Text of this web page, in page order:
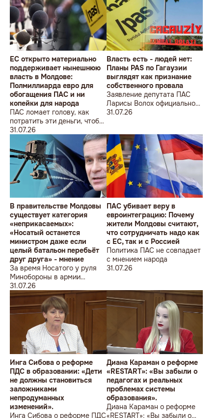
ÎMPOTRIVA MOLDOVEI!
Lecțiile istoriei și provocările
prezentului (la împlinirea a
550 de ani de la bătălia de la
Războieni)
ЕС открыто материально
поддерживает нынешнюю
власть в Молдове:
Полмиллиарда евро для
обогащения ПАС и ни
копейки для народа
ПАС ломает голову, как
потратить эти деньги, чтобы
оппозиция меньше ворчала,
ведь полмиллиарда
незаметно в карман не
положишь
31.07.26
Власть есть - людей нет:
Планы PAS по Гагаузии
выглядят как признание
собственного провала
Заявление депутата ПАС
Ларисы Волох официально
подтвердило провал
Молдовы
31.07.26
В правительстве Молдовы
существует категория
«неприкасаемых»:
«Носатый останется
министром даже если
целый батальон перебьёт
друг друга» - мнение
За время Носатого у руля
Минобороны в армии
погибли 9 человек в мирное
время, включая
несовершеннолетнего
юношу
31.07.26
ПАС убивает веру в
евроинтеграцию: Почему
жители Молдовы считают,
что сотрудничать надо как
с ЕС, так и с Россией
Политика ПАС не совпадает
с мнением народа
31.07.26
Инга Сибова о реформе
ПДС в образовании: «Дети
не должны становиться
заложниками
непродуманных
изменений».
Инга Сибова о реформе ПДС
Диана Караман о реформе
«RESTART»: «Вы забыли о
педагогах и реальных
проблемах системы
образования».
Диана Караман о реформе
«RESTART»: «Вы забыли о